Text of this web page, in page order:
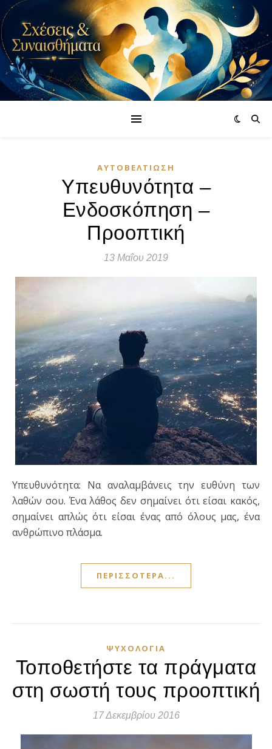
ΑΥΤΟΒΕΛΤΊΩΣΗ
Υπευθυνότητα –
Ενδοσκόπηση –
Προοπτική
13 Μαΐου 2019
Υπευθυνότητα: Να αναλαμβάνεις την ευθύνη των
λαθών σου. Ένα λάθος δεν σημαίνει ότι είσαι κακός,
σημαίνει απλώς ότι είσαι ένας από όλους μας, ένα
ανθρώπινο πλάσμα.
ΠΕΡΙΣΣΌΤΕΡΑ...
ΨΥΧΟΛΟΓΊΑ
Τοποθετήστε τα πράγματα
στη σωστή τους προοπτική
17 Δεκεμβρίου 2016